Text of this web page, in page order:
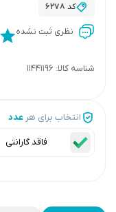
کد 6278
نظری ثبت نشده
شناسه کالا: 11441196
انتخاب برای هر عدد
فاقد گارانتی